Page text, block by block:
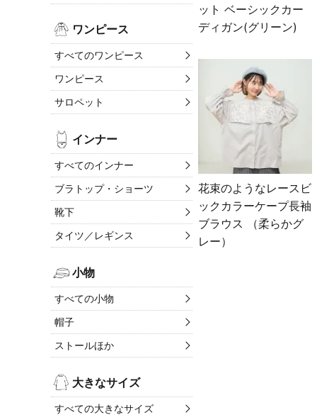
ワンピース
すべてのワンピース
ワンピース
サロペット
インナー
すべてのインナー
ブラトップ・ショーツ
靴下
タイツ／レギンス
小物
すべての小物
帽子
ストールほか
大きなサイズ
すべての大きなサイズ
ット ベーシックカー
ディガン(グリーン)
花束のようなレースビ
ックカラーケープ長袖
ブラウス （柔らかグ
レー）